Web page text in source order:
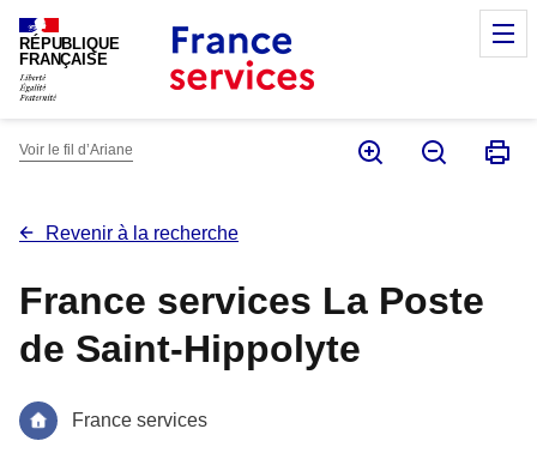
RÉPUBLIQUE
FRANÇAISE
Voir le fil d’Ariane
Revenir à la recherche
France services La Poste
de Saint-Hippolyte
France services